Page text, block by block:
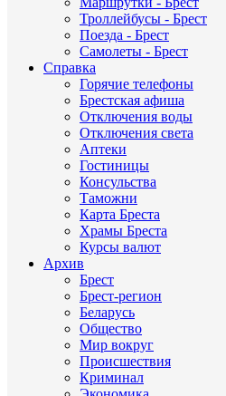
Троллейбусы - Брест
Поезда - Брест
Самолеты - Брест
Справка
Горячие телефоны
Брестская афиша
Отключения воды
Отключения света
Аптеки
Гостиницы
Консульства
Таможни
Карта Бреста
Храмы Бреста
Курсы валют
Архив
Брест
Брест-регион
Беларусь
Общество
Мир вокруг
Происшествия
Криминал